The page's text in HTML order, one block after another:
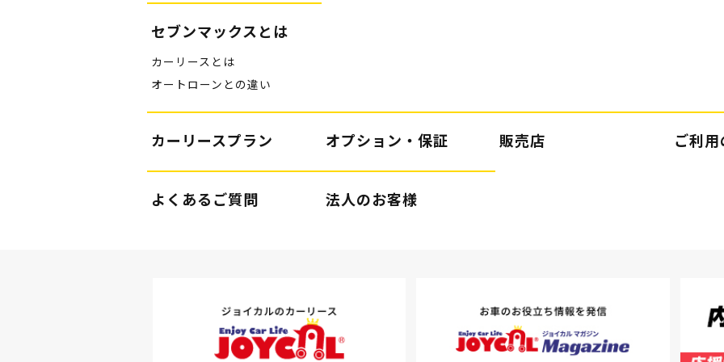
セブンマックスとは
カーリースとは
オートローンとの違い
カーリースプラン オプション・保証 販売店 ご利
よくあるご質問 法人のお客様